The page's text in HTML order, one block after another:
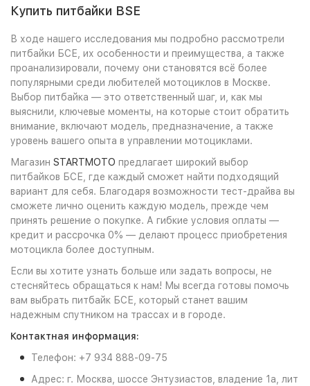
Купить питбайки BSE
В ходе нашего исследования мы подробно рассмотрели
питбайки БСЕ, их особенности и преимущества, а также
проанализировали, почему они становятся всё более
популярными среди любителей мотоциклов в Москве.
Выбор питбайка — это ответственный шаг, и, как мы
выяснили, ключевые моменты, на которые стоит обратить
внимание, включают модель, предназначение, а также
уровень вашего опыта в управлении мотоциклами.
Магазин STARTMOTO предлагает широкий выбор
питбайков БСЕ, где каждый сможет найти подходящий
вариант для себя. Благодаря возможности тест-драйва вы
сможете лично оценить каждую модель, прежде чем
принять решение о покупке. А гибкие условия оплаты —
кредит и рассрочка 0% — делают процесс приобретения
мотоцикла более доступным.
Если вы хотите узнать больше или задать вопросы, не
стесняйтесь обращаться к нам! Мы всегда готовы помочь
вам выбрать питбайк БСЕ, который станет вашим
надежным спутником на трассах и в городе.
Контактная информация:
Телефон: +7 934 888-09-75
Адрес: г. Москва, шоссе Энтузиастов, владение 1а, лит